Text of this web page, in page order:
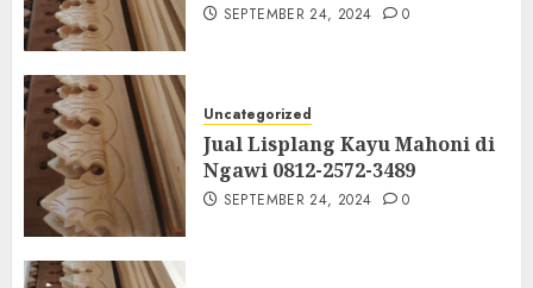
SEPTEMBER 24, 2024 0
Uncategorized
Jual Lisplang Kayu Mahoni di
Ngawi 0812-2572-3489
SEPTEMBER 24, 2024 0